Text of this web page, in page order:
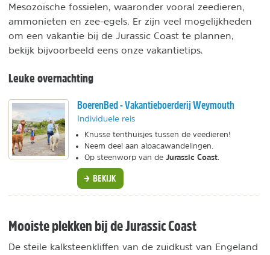
Mesozoïsche fossielen, waaronder vooral zeedieren,
ammonieten en zee-egels. Er zijn veel mogelijkheden
om een vakantie bij de Jurassic Coast te plannen,
bekijk bijvoorbeeld eens onze vakantietips.
Leuke overnachting
BoerenBed - Vakantieboerderij Weymouth
Individuele reis
Knusse tenthuisjes tussen de veedieren!
Neem deel aan alpacawandelingen.
Op steenworp van de Jurassic Coast
BEKIJK
Mooiste plekken bij de Jurassic Coast
De steile kalksteenkliffen van de zuidkust van Engeland